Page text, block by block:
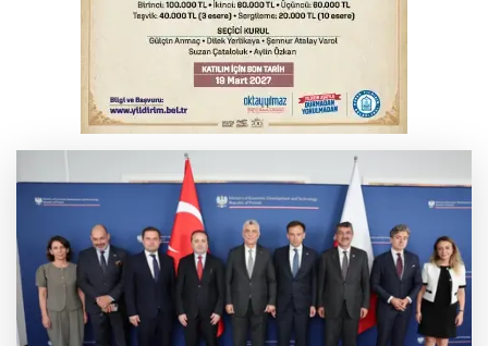
Serbest piyasada döviz fiyatları
Serbest piyasada altın fiyatları...